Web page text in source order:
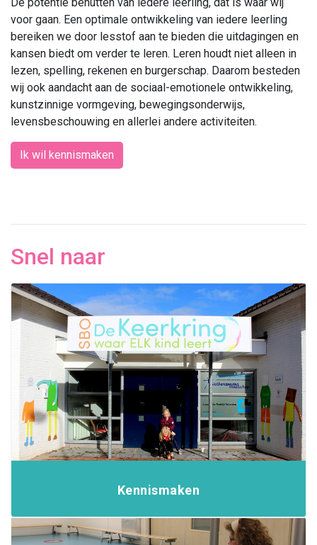
voor gaan. Een optimale ontwikkeling van iedere leerling
bereiken we door lesstof aan te bieden die uitdagingen en
kansen biedt om verder te leren. Leren houdt niet alleen in
lezen, spelling, rekenen en burgerschap. Daarom besteden
wij ook aandacht aan de sociaal-emotionele ontwikkeling,
kunstzinnige vormgeving, bewegingsonderwijs,
levensbeschouwing en allerlei andere activiteiten.
Ik wil kennismaken
Snel naar
Kennismaken